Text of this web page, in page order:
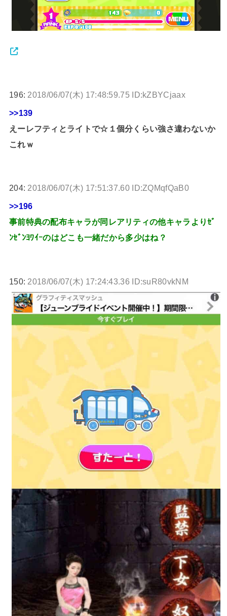
196: 2018/06/07(木) 17:48:59.75 ID:kZBYCjaax
>>139
えーレフティとライトで☆１個分くらい強さ違わないか
これｗ
204: 2018/06/07(木) 17:51:37.60 ID:ZQMqfQaB0
>>196
事前特典の配布キャラが同レアリティの他キャラよりｾﾞ
ﾝｾﾞﾝﾖﾜｲｰのはどこも一緒だから多少はね？
150: 2018/06/07(木) 17:24:43.36 ID:suR80vkNM